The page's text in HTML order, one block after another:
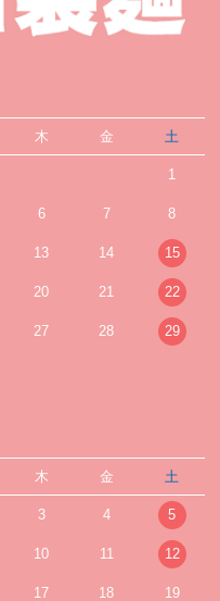
木 金 土
1
6 7 8
13 14 15
20 21 22
27 28 29
木 金 土
3 4 5
10 11 12
17 18 19